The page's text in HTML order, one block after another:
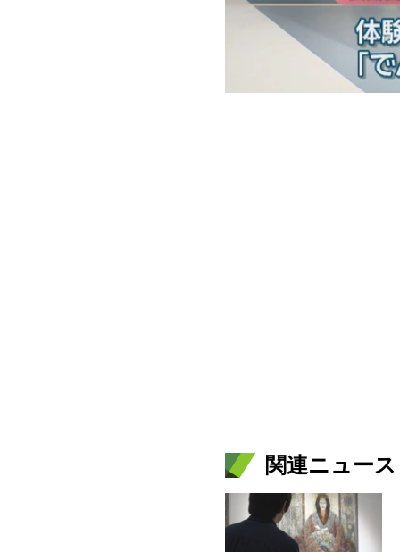
関連ニュース